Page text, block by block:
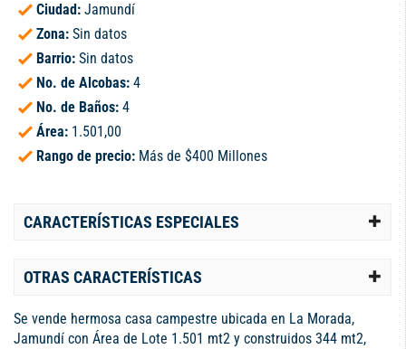
Ciudad: Jamundí
Zona: Sin datos
Barrio: Sin datos
No. de Alcobas: 4
No. de Baños: 4
Área: 1.501,00
Rango de precio: Más de $400 Millones
CARACTERÍSTICAS ESPECIALES
OTRAS CARACTERÍSTICAS
Se vende hermosa casa campestre ubicada en La Morada,
Jamundí con Área de Lote 1.501 mt2 y construidos 344 mt2,